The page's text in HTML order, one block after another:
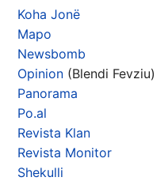
Koha Jonë
Mapo
Newsbomb
Opinion (Blendi Fevziu)
Panorama
Po.al
Revista Klan
Revista Monitor
Shekulli